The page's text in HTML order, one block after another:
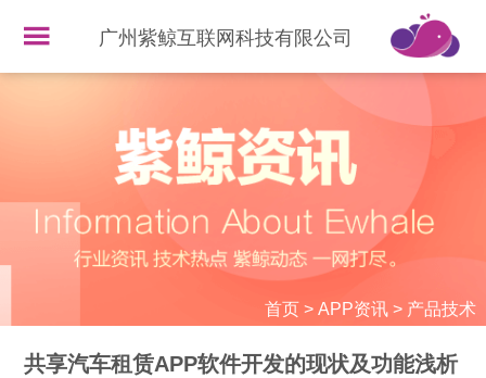
广州紫鲸互联网科技有限公司
首页> APP资讯> 产品技术
共享汽车租赁APP软件开发的现状及功能浅析